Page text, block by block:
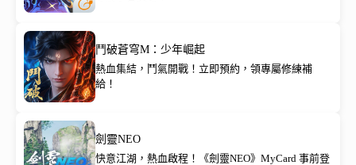
鬥破蒼穹M：少年崛起
熱血集結，鬥氣開戰！立即預約，領專屬修練補
給！
劍靈NEO
快意江湖，熱血啟程！《劍靈NEO》MyCard 事前登